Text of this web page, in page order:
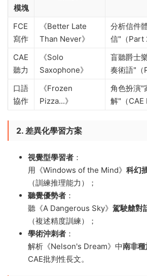
模塊
FCE
寫作
《Better Late
Than Never》
分析信件
信"（Part
CAE
聽力
《Solo
Saxophone》
盲聽爵士
奏術語"（
口語
協作
《Frozen
Pizza...》
角色扮演"
解"（CAE
2. 差異化學習方案
視覺型學習者 ​：
用《Windows of the Mind》​ 科幻
（訓練推理能力）；
聽覺優勢者 ​：
聽《A Dangerous Sky》​駕駛艙對
（複述精度訓練）；
學術沖刺者 ​：
解析《Nelson's Dream》中南非
CAE批判性長文。